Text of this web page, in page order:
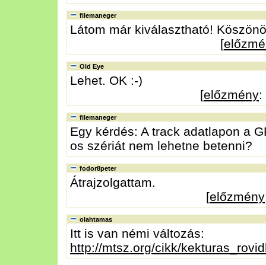
filemaneger
Látom már kiválasztható!
[
Old Eye
Lehet. OK :-)
[előzmény:
filemaneger
Egy kérdés: A track adatlapon a
os szériát nem lehetne betenni?
fodor8peter
Átrajzolgattam.
[előzmény
olahtamas
Itt is van némi változás:
http://mtsz.org/cikk/